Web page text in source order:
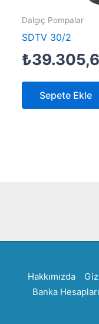
Dalgıç Pompalar
SDTV 30/2
₺
Sepete Ekle
Hakkımızda
Banka